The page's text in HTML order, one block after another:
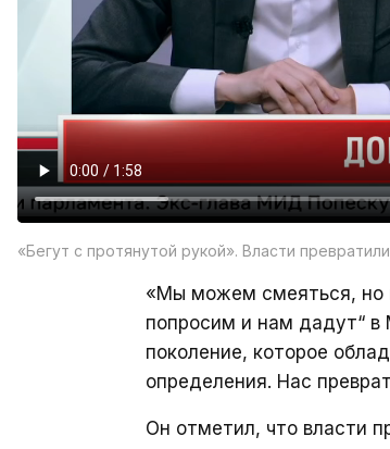
«Бегут с протянутой рукой». Власти
«Мы можем смеяться, но
попросим и нам дадут“
поколение, которое
определения. Нас
Он отметил, что власти